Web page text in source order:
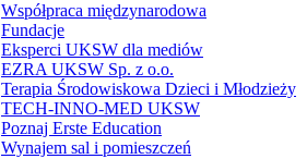
Współpraca międzynarodowa
Fundacje
Eksperci UKSW dla mediów
EZRA UKSW Sp. z o.o.
Terapia Środowiskowa Dzieci i Młodzieży
TECH-INNO-MED UKSW
Poznaj Erste Education
Wynajem sal i pomieszczeń